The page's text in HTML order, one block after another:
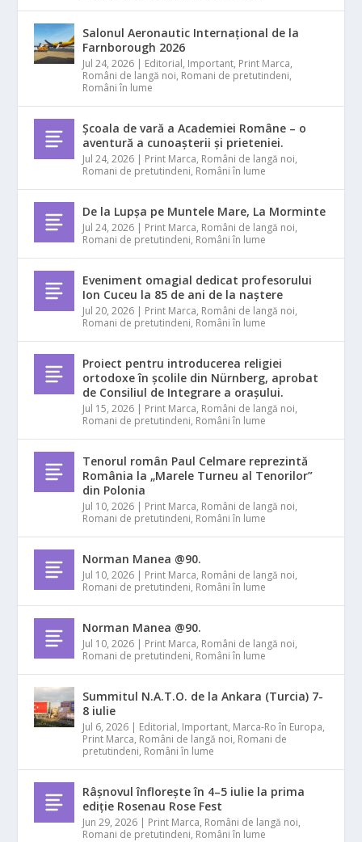
Salonul Aeronautic Internațional de la
Farnborough 2026
Jul 24, 2026 | Editorial, Important, Print Marca,
Români de langă noi, Romani de pretutindeni,
Români în lume
Școala de vară a Academiei Române – o
aventură a cunoașterii și prieteniei.
Jul 24, 2026 | Print Marca, Români de langă noi,
Romani de pretutindeni, Români în lume
De la Lupșa pe Muntele Mare, La Morminte
Jul 24, 2026 | Print Marca, Români de langă noi,
Romani de pretutindeni, Români în lume
Eveniment omagial dedicat profesorului
Ion Cuceu la 85 de ani de la naștere
Jul 20, 2026 | Print Marca, Români de langă noi,
Romani de pretutindeni, Români în lume
Proiect pentru introducerea religiei
ortodoxe în școlile din Nürnberg, aprobat
de Consiliul de Integrare a orașului.
Jul 15, 2026 | Print Marca, Români de langă noi,
Romani de pretutindeni, Români în lume
Tenorul român Paul Celmare reprezintă
România la „Marele Turneu al Tenorilor”
din Polonia
Jul 10, 2026 | Print Marca, Români de langă noi,
Romani de pretutindeni, Români în lume
Norman Manea @90.
Jul 10, 2026 | Print Marca, Români de langă noi,
Romani de pretutindeni, Români în lume
Norman Manea @90.
Jul 10, 2026 | Print Marca, Români de langă noi,
Romani de pretutindeni, Români în lume
Summitul N.A.T.O. de la Ankara (Turcia) 7-
8 iulie
Jul 6, 2026 | Editorial, Important, Marca-Ro în Europa,
Print Marca, Români de langă noi, Romani de
pretutindeni, Români în lume
Râșnovul înflorește în 4–5 iulie la prima
ediție Rosenau Rose Fest
Jun 29, 2026 | Print Marca, Români de langă noi,
Romani de pretutindeni, Români în lume